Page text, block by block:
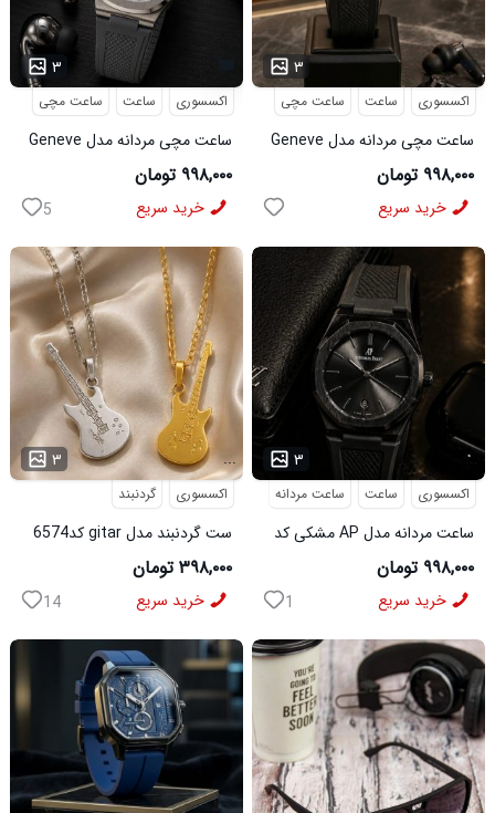
۳
اکسسوری ساعت ساعت مچی
ساعت مچی مردانه مدل Geneve
طوسی کد6564
۹۹۸,۰۰۰ تومان
خرید سریع 5
۳
اکسسوری ساعت ساعت مچی
ساعت مچی مردانه مدل Geneve
کد 6562
۹۹۸,۰۰۰ تومان
خرید سریع
۳ ...
اکسسوری گردنبند
ست گردنبند مدل gitar کد6574
۳۹۸,۰۰۰ تومان
خرید سریع 14
۳ ...
اکسسوری ساعت ساعت مردانه
ساعت مردانه مدل AP مشکی کد
6546
۹۹۸,۰۰۰ تومان
خرید سریع 1